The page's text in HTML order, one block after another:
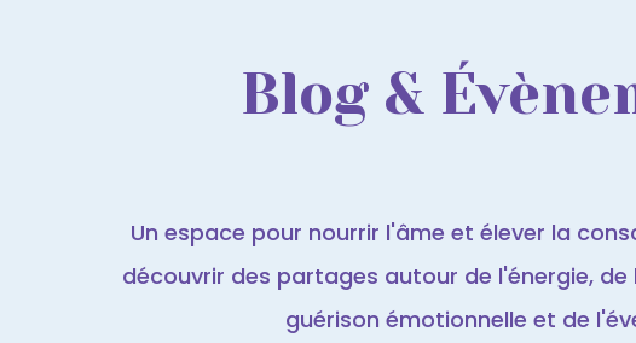
Blog &
Un espace pour nourrir l'âme et élever la
découvrir des partages autour de l'énergie, de
guérison émotionnelle et de